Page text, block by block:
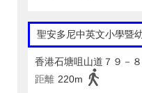
聖安多尼中英文小學暨
香港石塘咀山道７９－
距離 220m